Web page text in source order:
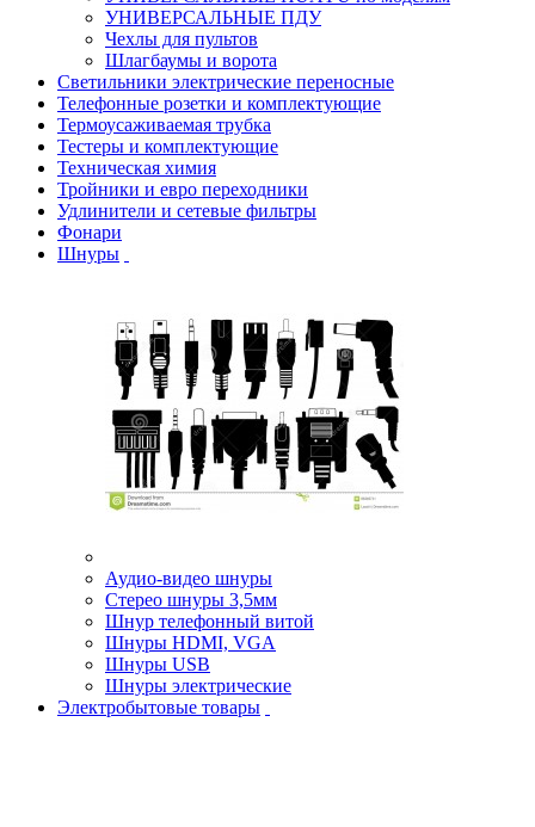
УНИВЕРСАЛЬНЫЕ ПДУ
Чехлы для пультов
Шлагбаумы и ворота
Светильники электрические переносные
Телефонные розетки и комплектующие
Термоусаживаемая трубка
Тестеры и комплектующие
Техническая химия
Тройники и евро переходники
Удлинители и сетевые фильтры
Фонари
Шнуры
Аудио-видео шнуры
Стерео шнуры 3,5мм
Шнур телефонный витой
Шнуры HDMI, VGA
Шнуры USB
Шнуры электрические
Электробытовые товары